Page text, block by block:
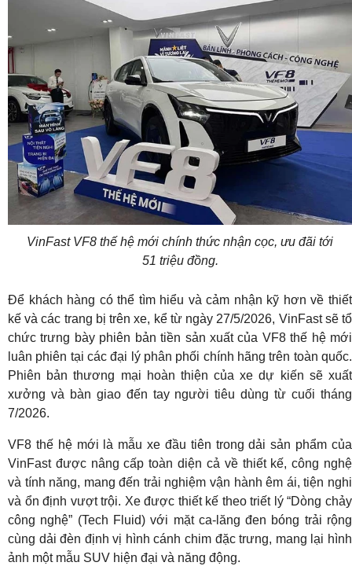
VinFast VF8 thế hệ mới chính thức nhận cọc, ưu đãi tới
51 triệu đồng.
Để khách hàng có thể tìm hiểu và cảm nhận kỹ hơn về thiết
kế và các trang bị trên xe, kể từ ngày 27/5/2026, VinFast sẽ tổ
chức trưng bày phiên bản tiền sản xuất của VF8 thế hệ mới
luân phiên tại các đại lý phân phối chính hãng trên toàn quốc.
Phiên bản thương mại hoàn thiện của xe dự kiến sẽ xuất
xưởng và bàn giao đến tay người tiêu dùng từ cuối tháng
7/2026.
VF8 thế hệ mới là mẫu xe đầu tiên trong dải sản phẩm của
VinFast được nâng cấp toàn diện cả về thiết kế, công nghệ
và tính năng, mang đến trải nghiệm vận hành êm ái, tiện nghi
và ổn định vượt trội. Xe được thiết kế theo triết lý “Dòng chảy
công nghệ” (Tech Fluid) với mặt ca-lăng đen bóng trải rộng
cùng dải đèn định vị hình cánh chim đặc trưng, mang lại hình
ảnh một mẫu SUV hiện đại và năng động.